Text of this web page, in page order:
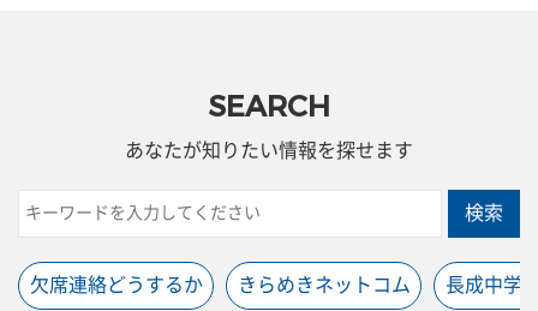
SEARCH
あなたが知りたい情報を探せます
検索
欠席連絡どうするか きらめきネットコム 長成中学